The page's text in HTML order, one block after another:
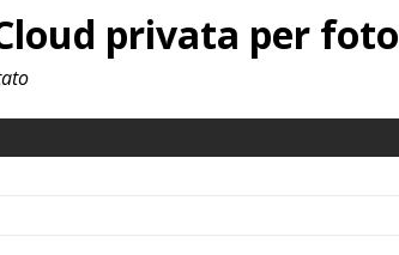
privata per foto